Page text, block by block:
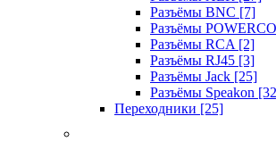
Разъёмы BNC [7]
Разъёмы
Разъёмы RCA [2]
Разъёмы RJ45 [3]
Разъёмы Jack [25]
Разъёмы Speakon
Переходники [25]